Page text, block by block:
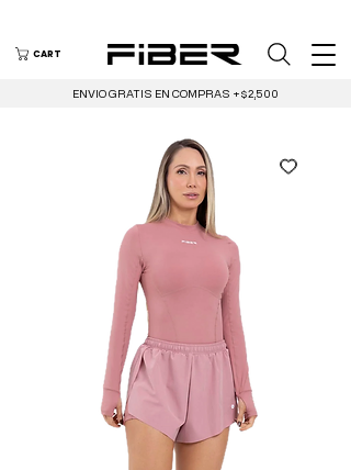
CART
ENVIO GRATIS EN COMPRAS +$2,500